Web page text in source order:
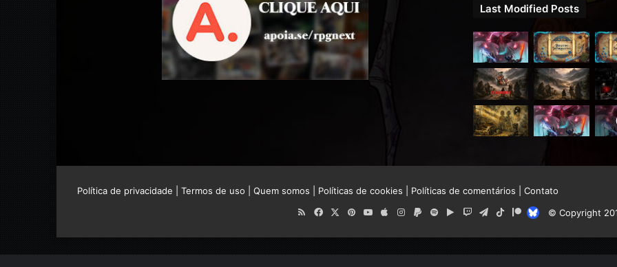
Last Modified Posts
Política de privacidade Termos de uso Quem somos Políticas de cookies Políticas de comentários
Contato
© Copyright
RSSFacebook
X PinterestYouTube
AppleInstagram
PaypalSpotifyGoogleTwitchTelegram
TikTokPatreonBluesky